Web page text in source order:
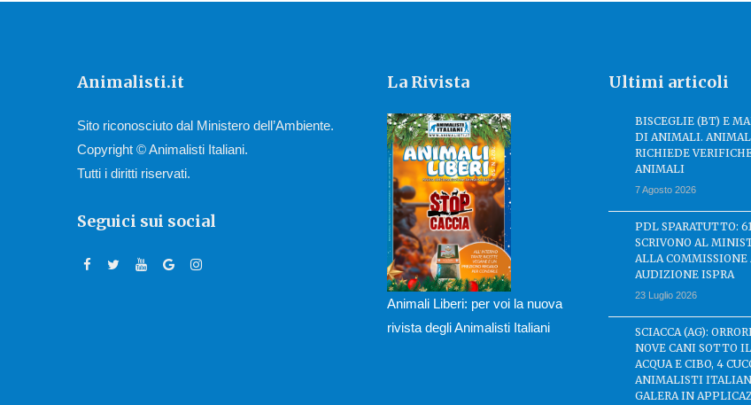
Animalisti.it
Sito riconosciuto dal Ministero dell’Ambiente.
Copyright © Animalisti Italiani.
Tutti i diritti riservati.
Seguici sui social
La Rivista
Animali Liberi: per voi la nuova
rivista degli Animalisti Italiani
Ultimi articoli
BISCEGLIE (BT) E
DI ANIMALI.
RICHIEDE
ANIMALI
7 Agosto 2026
PDL SPARATUTTO:
SCRIVONO AL
ALLA COMMISSIONE
AUDIZIONE ISPRA
23 Luglio 2026
SCIACCA (AG):
NOVE CANI SOTTO
ACQUA E CIBO, 4
ANIMALISTI
GALERA IN